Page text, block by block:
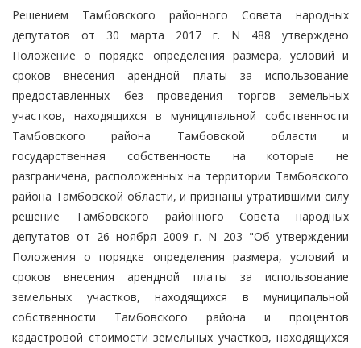
Решением Тамбовского районного Совета народных
депутатов от 30 марта 2017 г. N 488 утверждено
Положение о порядке определения размера, условий и
сроков внесения арендной платы за использование
предоставленных без проведения торгов земельных
участков, находящихся в муниципальной собственности
Тамбовского района Тамбовской области и
государственная собственность на которые не
разграничена, расположенных на территории Тамбовского
района Тамбовской области, и признаны утратившими силу
решение Тамбовского районного Совета народных
депутатов от 26 ноября 2009 г. N 203 "Об утверждении
Положения о порядке определения размера, условий и
сроков внесения арендной платы за использование
земельных участков, находящихся в муниципальной
собственности Тамбовского района и процентов
кадастровой стоимости земельных участков, находящихся